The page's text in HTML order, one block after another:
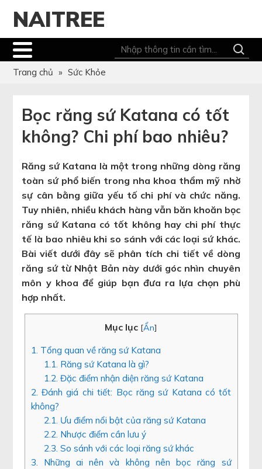
NAITREE
Trang chủ » Sức Khỏe
Bọc răng sứ Katana có tốt
không? Chi phí bao nhiêu?
Răng sứ Katana là một trong những dòng răng
toàn sứ phổ biến trong nha khoa thẩm mỹ nhờ
sự cân bằng giữa yếu tố chi phí và chức năng.
Tuy nhiên, nhiều khách hàng vẫn băn khoăn bọc
răng sứ Katana có tốt không hay chi phí thực
tế là bao nhiêu khi so sánh với các loại sứ khác.
Bài viết dưới đây sẽ phân tích chi tiết về dòng
răng sứ từ Nhật Bản này dưới góc nhìn chuyên
môn y khoa để giúp bạn đưa ra lựa chọn phù
hợp nhất.
Mục lục [Ẩn]
1. Tổng quan về răng sứ Katana
1.1. Răng sứ Katana là gì?
1.2. Đặc điểm nhận diện răng sứ Katana
2. Đánh giá chi tiết: Bọc răng sứ Katana có tốt
không?
2.1. Ưu điểm nổi bật của răng sứ Katana
2.2. Nhược điểm cần lưu ý
2.3. So sánh với các loại răng sứ khác
3. Những ai nên và không nên bọc răng sứ